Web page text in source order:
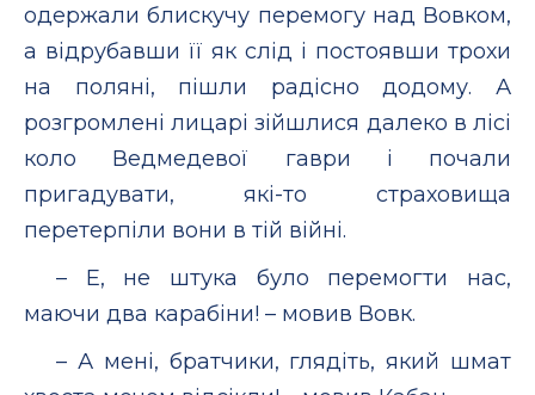
одержали блискучу перемогу над Вовком,
а відрубавши її як слід і постоявши трохи
на поляні, пішли радісно додому. А
розгромлені лицарі зійшлися далеко в лісі
коло Ведмедевої гаври і почали
пригадувати, які-то страховища
перетерпіли вони в тій війні.
– Е, не штука було перемогти нас,
маючи два карабіни! – мовив Вовк.
– А мені, братчики, глядіть, який шмат